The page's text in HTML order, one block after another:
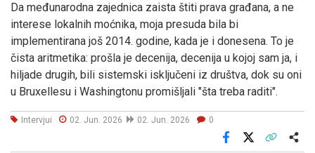
Da međunarodna zajednica zaista štiti prava građana, a ne
interese lokalnih moćnika, moja presuda bila bi
implementirana još 2014. godine, kada je i donesena. To je
čista aritmetika: prošla je decenija, decenija u kojoj sam ja, i
hiljade drugih, bili sistemski isključeni iz društva, dok su oni
u Bruxellesu i Washingtonu promišljali "šta treba raditi".
Intervjui 02. Jun. 2026 02. Jun. 2026 0
Facebook